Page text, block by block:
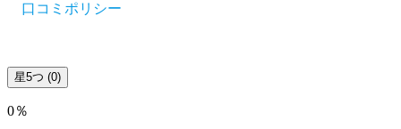
口コミポリシー
星5つ (0)
0％